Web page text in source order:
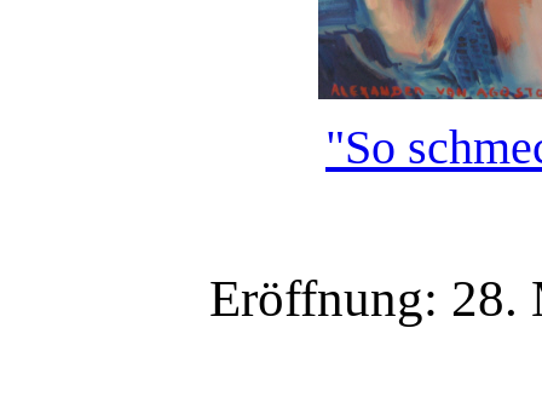
"So
Eröffnung: 28.